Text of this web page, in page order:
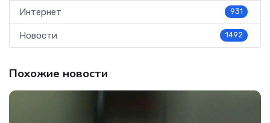
Интернет 931
Новости 1492
Похожие новости